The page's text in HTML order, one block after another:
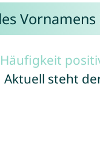
Häufigkeit
Aktuell steht